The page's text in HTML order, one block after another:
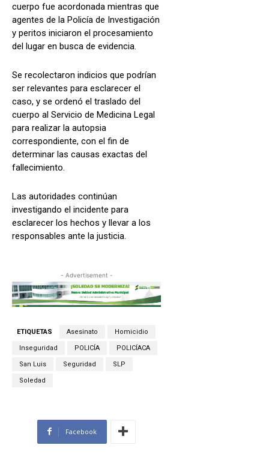
cuerpo fue acordonada mientras que
agentes de la Policía de Investigación
y peritos iniciaron el procesamiento
del lugar en busca de evidencia.
Se recolectaron indicios que podrían
ser relevantes para esclarecer el
caso, y se ordenó el traslado del
cuerpo al Servicio de Medicina Legal
para realizar la autopsia
correspondiente, con el fin de
determinar las causas exactas del
fallecimiento.
Las autoridades continúan
investigando el incidente para
esclarecer los hechos y llevar a los
responsables ante la justicia.
- Advertisement -
ETIQUETAS Asesinato Homicidio
Inseguridad POLICÍA POLICÍACA
San Luis Seguridad SLP
Soledad
Facebook